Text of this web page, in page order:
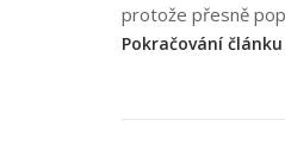
protože přesně
Pokračování článku